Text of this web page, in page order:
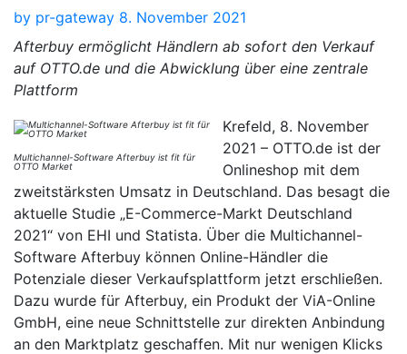
by pr-gateway 8. November 2021
Afterbuy ermöglicht Händlern ab sofort den Verkauf
auf OTTO.de und die Abwicklung über eine zentrale
Plattform
Multichannel-Software Afterbuy ist fit für
OTTO Market
Krefeld, 8. November
2021 – OTTO.de ist der
Onlineshop mit dem
zweitstärksten Umsatz in Deutschland. Das besagt die
aktuelle Studie „E-Commerce-Markt Deutschland
2021“ von EHI und Statista. Über die Multichannel-
Software Afterbuy können Online-Händler die
Potenziale dieser Verkaufsplattform jetzt erschließen.
Dazu wurde für Afterbuy, ein Produkt der ViA-Online
GmbH, eine neue Schnittstelle zur direkten Anbindung
an den Marktplatz geschaffen. Mit nur wenigen Klicks